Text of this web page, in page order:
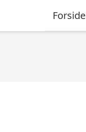
Forside